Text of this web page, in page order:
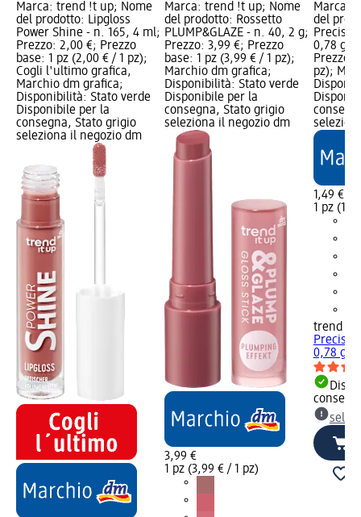
Marca: trend !t up; Nome
del prodotto: Lipgloss
Power Shine - n. 165, 4 ml;
Prezzo: 2,00 €; Prezzo
base: 1 pz (2,00 € / 1 pz);
Cogli l'ultimo grafica,
Marchio dm grafica;
Disponibilità: Stato verde
Disponibile per la
consegna, Stato grigio
seleziona il negozio dm
Marca: trend !t up; Nome
del prodotto: Rossetto
PLUMP&GLAZE - n. 40, 2 g;
Prezzo: 3,99 €; Prezzo
base: 1 pz (3,99 € / 1 pz);
Marchio dm grafica;
Disponibilità: Stato verde
Disponibile per la
consegna, Stato grigio
seleziona il negozio dm
3,99 €
1 pz (3,99 € / 1 pz)
Marca:
del
Precise
0,78 g;
Prezzo
pz);
1,49 €
1 pz
trend !t
Precise
0,78 g